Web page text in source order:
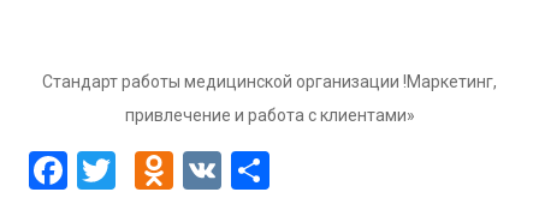
Стандарт работы медицинской организации !Маркетинг,
привлечение и работа с клиентами»
Facebook
TwitterOdnoklassniki
VK